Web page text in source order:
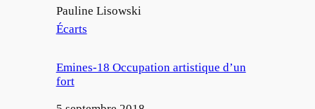
Auteur
Pauline Lisowski
Par rapport à
Écarts
Emines-18 Occupation artistique d’un
fort